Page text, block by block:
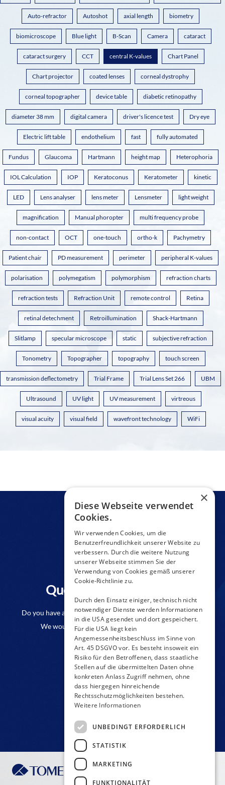
Auto-refractor Autoshot axial length biometry
biomicroscope Blue light B-Scan Camera cataract
cataract surgery CCT central K-values Chart Panel
Chart projector coated lenses corneal dystrophy
corneal topographer device table diabetic retinopathy
diameter 38 mm digital camera driver's licence test Dry eye
Electric lift table endothelium fast fully automated
Fundus Glaucoma Hartmann height map Heterophoria
IOL Calculation IOP Keratoconus Keratometer kinetic
LED Lens analyser lens meter Lensmeter light weight
magnification Manual phoropter multi frequency probe
non-contact OCT one-touch ortho-k Pachymetry
Patient chair PD measurement perimeter peripheral K-values
polarisation polymegatism polymorphism refraction charts
refraction tests Refraction Unit remote control Retina
retinal detechment Retroillumination Shack-Hartmann
Slitlamp specular microscope static subjective refraction
Tonometry Topographer topography touch screen
transmission deflectometry Trial Frame Trial Lens Set 266 UBM
Ultrasound UV light UV measurement virtreous
visual acuity visual field wavefront technology WiFi
Questions to a product?
Do you have any questions or require further information?
We would be pleased if you send us an inquiry.
CONTACT FORM
×
Diese Webseite verwendet
Cookies.
Wir verwenden Cookies, um die
Benutzerfreundlichkeit unserer Website zu
verbessern. Durch die weitere Nutzung
unserer Webseite stimmen Sie der
Verwendung von Cookies gemäß unserer
Cookie-Richtlinie zu.
Durch den Einsatz einiger, technisch nicht
notwendiger Dienste werden Informationen
in die USA gesendet und dort gespeichert.
Für die USA liegt kein
Angemessenheitsbeschluss im Sinne von
Art. 45 DSGVO vor. Es besteht insoweit ein
Risiko für den Betroffenen, dass staatliche
Stellen auf die übermittelten Daten ohne
konkreten Anlass Zugriff nehmen, ohne
dass hiergegen hinreichende
Rechtsschutzmöglichkeiten bestehen.
Weitere Informationen
UNBEDINGT ERFORDERLICH
STATISTIK
MARKETING
FUNKTIONALITÄT